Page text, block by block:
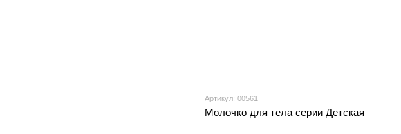
Артикул: 00561
Молочко для тела серии Детская